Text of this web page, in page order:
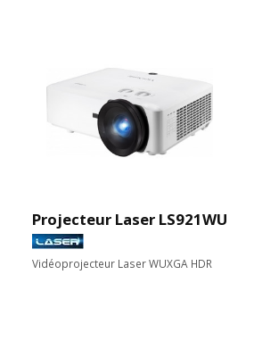
Projecteur Laser LS921WU
Vidéoprojecteur Laser WUXGA HDR